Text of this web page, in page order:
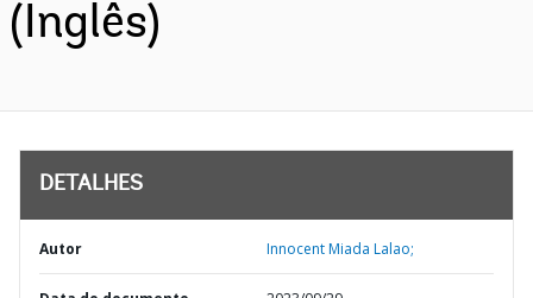
(Inglês)
DETALHES
Autor Innocent Miada Lalao;